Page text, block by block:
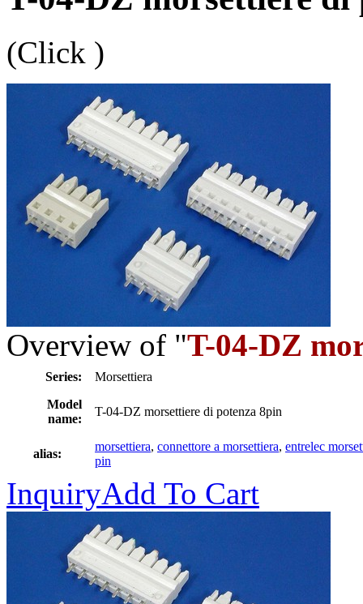
(Click )
Overview of "T-04-DZ
Series:
Morsettiera
Model
name:
T-04-DZ morsettiere di potenza 8pin
alias:
morsettiera, connettore a morsettiera, entrelec
pin
InquiryAdd To Cart